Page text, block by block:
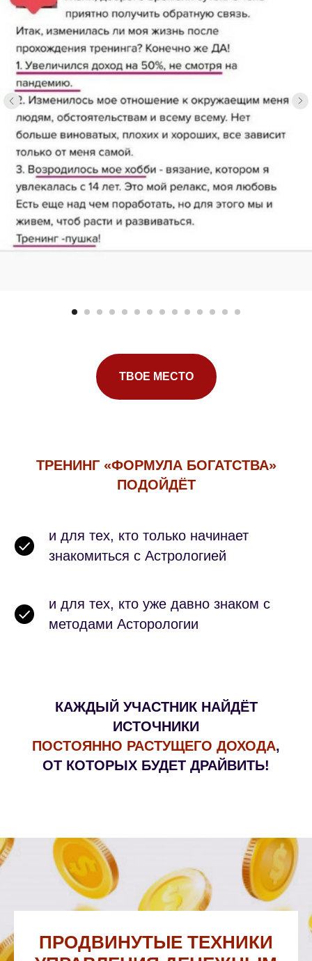
ТВОЕ МЕСТО
ТРЕНИНГ «ФОРМУЛА БОГАТСТВА»
ПОДОЙДЁТ
и для тех, кто только начинает
знакомиться с Астрологией
и для тех, кто уже давно знаком с
методами Асторологии
КАЖДЫЙ УЧАСТНИК НАЙДЁТ
ИСТОЧНИКИ
ПОСТОЯННО РАСТУЩЕГО ДОХОДА,
ОТ КОТОРЫХ БУДЕТ ДРАЙВИТЬ!
ПРОДВИНУТЫЕ ТЕХНИКИ